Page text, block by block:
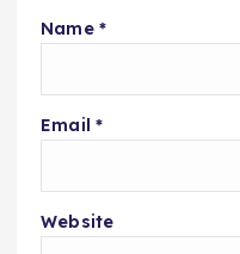
Name *
Email *
Website